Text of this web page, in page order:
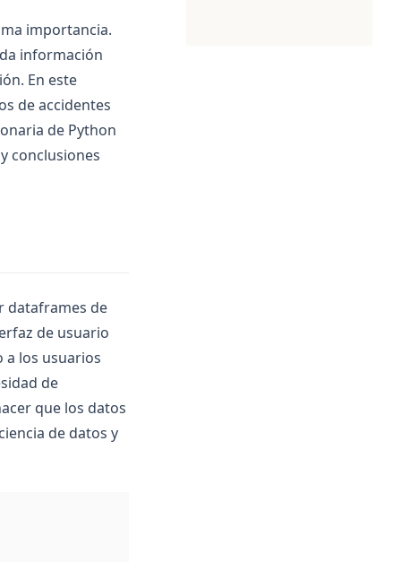
importancia.
información
En este
de accidentes
de Python
conclusiones
dataframes de
de usuario
a los usuarios
de
que los datos
de datos y